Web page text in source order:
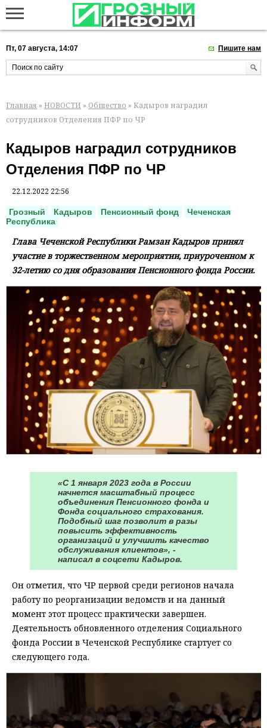
Пт, 07 августа, 14:07 Пишите нам
Главная » НОВОСТИ » Общество » Кадыров наградил
сотрудников Отделения ПФР по ЧР
Кадыров наградил сотрудников
Отделения ПФР по ЧР
22.12.2022 22:56
Грозный Кадыров Пенсионный фонд
Чеченская
Республика
Глава Чеченской Республики Рамзан Кадыров принял
участие в торжественном мероприятии, приуроченном к
32-летию со дня образования Пенсионного фонда России.
«С 1 января 2023 года в России
начнется масштабный процесс
объединения Пенсионного фонда и
Фонда социального страхования.
Подобный шаг позволит в разы
повысить эффективность
организаций и улучшить качество
обслуживания клиентов», -
написал в соцсети Кадыров.
Он отметил, что ЧР первой среди регионов начала
работу по реорганизации ведомств и на данный
момент этот процесс практически завершен.
Деятельность обновленного отделения Социального
фонда России в Чеченской Республике стартует со
следующего года.